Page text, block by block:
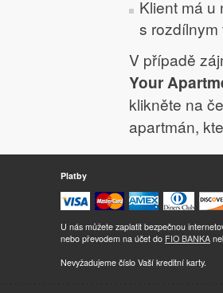
Klient má
s
V případě
Your
klikněte na
apartmán,
Platby
U nás můžete zaplatit bezpečnou
nebo převodem na účet do FIO BANKA
Nevyžadujeme číslo Vaší kreditní karty.